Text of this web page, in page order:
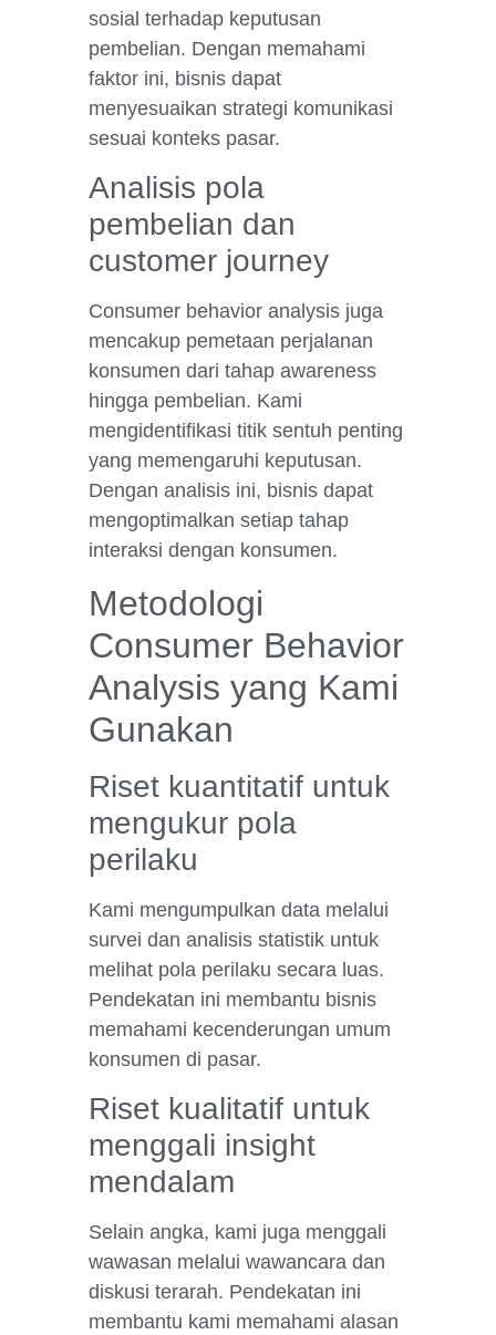
sosial terhadap keputusan
pembelian. Dengan memahami
faktor ini, bisnis dapat
menyesuaikan strategi komunikasi
sesuai konteks pasar.
Analisis pola
pembelian dan
customer journey
Consumer behavior analysis juga
mencakup pemetaan perjalanan
konsumen dari tahap awareness
hingga pembelian. Kami
mengidentifikasi titik sentuh penting
yang memengaruhi keputusan.
Dengan analisis ini, bisnis dapat
mengoptimalkan setiap tahap
interaksi dengan konsumen.
Metodologi
Consumer Behavior
Analysis yang Kami
Gunakan
Riset kuantitatif untuk
mengukur pola
perilaku
Kami mengumpulkan data melalui
survei dan analisis statistik untuk
melihat pola perilaku secara luas.
Pendekatan ini membantu bisnis
memahami kecenderungan umum
konsumen di pasar.
Riset kualitatif untuk
menggali insight
mendalam
Selain angka, kami juga menggali
wawasan melalui wawancara dan
diskusi terarah. Pendekatan ini
membantu kami memahami alasan